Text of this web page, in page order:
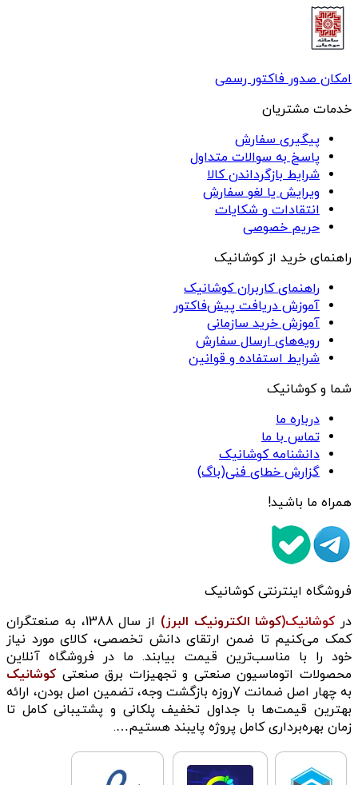
امکان صدور فاکتور رسمی
خدمات مشتریان
پیگیری سفارش
پاسخ به سوالات متداول
شرایط بازگرداندن کالا
ویرایش یا لغو سفارش
انتقادات و شکایات
حریم خصوصی
راهنمای خرید از کوشانیک
راهنمای کاربران کوشانیک
آموزش دریافت پیش‌فاکتور
آموزش خرید سازمانی
رویه‌های ارسال سفارش
شرایط استفاده و قوانین
شما و کوشانیک
درباره ما
تماس با ما
دانشنامه کوشانیک
گزارش خطای فنی(باگ)
همراه ما باشید!
فروشگاه اینترنتی کوشانیک
در کوشانیک(کوشا الکترونیک البرز)
از سال 1388، به صنعتگران
کمک می‌کنیم تا ضمن ارتقای دانش تخصصی، کالای مورد نیاز
خود را با مناسب‌ترین قیمت بیابند. ما در فروشگاه آنلاین
محصولات اتوماسیون صنعتی و تجهیزات برق صنعتی کوشانیک
به چهار اصل ضمانت 7روزه بازگشت وجه، تضمین اصل بودن، ارائه
بهترین قیمت‌ها با جداول تخفیف پلکانی و پشتیبانی کامل تا
زمان بهره‌برداری کامل پروژه پایبند هستیم….